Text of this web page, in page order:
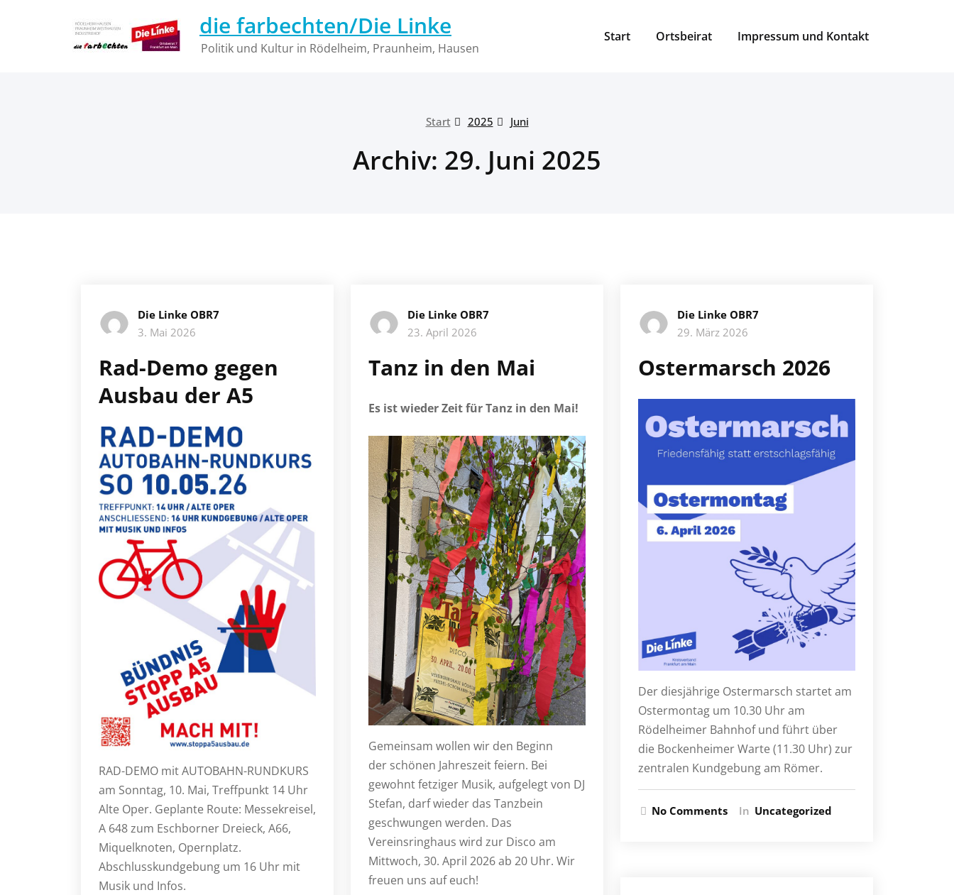
die farbechten/Die Linke
Politik und Kultur in Rödelheim, Praunheim, Hausen
Start Ortsbeirat Impressum und Kontakt
Start 2025 Juni
Archiv: 29. Juni 2025
Die Linke OBR7
3. Mai 2026
Rad-Demo gegen
Ausbau der A5
RAD-DEMO mit AUTOBAHN-RUNDKURS
am Sonntag, 10. Mai, Treffpunkt 14 Uhr
Alte Oper. Geplante Route: Messekreisel,
A 648 zum Eschborner Dreieck, A66,
Miquelknoten, Opernplatz.
Abschlusskundgebung um 16 Uhr mit
Musik und Infos.
Die Linke OBR7
23. April 2026
Tanz in den Mai
Es ist wieder Zeit für Tanz in den Mai!
Gemeinsam wollen wir den Beginn
der schönen Jahreszeit feiern. Bei
gewohnt fetziger Musik, aufgelegt von DJ
Stefan, darf wieder das Tanzbein
geschwungen werden. Das
Vereinsringhaus wird zur Disco am
Mittwoch, 30. April 2026 ab 20 Uhr. Wir
freuen uns auf euch!
Die Linke OBR7
29. März 2026
Ostermarsch 2026
Der diesjährige Ostermarsch startet am
Ostermontag um 10.30 Uhr am
Rödelheimer Bahnhof und führt über
die Bockenheimer Warte (11.30 Uhr) zur
zentralen Kundgebung am Römer.
No Comments In Uncategorized